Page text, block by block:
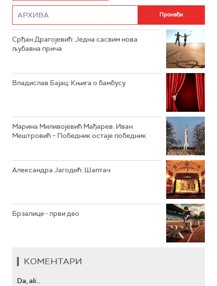
РАДИО РОКЕНРОЛЕР
РАДИО ЏЕЗЕР
Срђан Драгојевић: Једна сасвим нова
љубавна прича
Владислав Бајац: Књига о бамбусу
Марина Миливојевић Мађарев: Иван
Мештровић – Победник остаје победник
Александра Јагодић: Шаптач
Брзалице - први део
КОМЕНТАРИ
Da, ali...